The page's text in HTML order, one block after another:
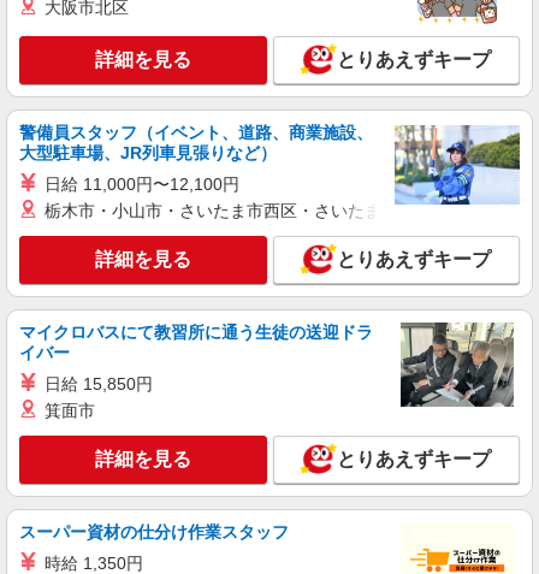
大阪市北区
詳細を見る とりあえずキープ
警備員スタッフ（イベント、道路、商業施設、
大型駐車場、JR列車見張りなど）
日給 11,000円〜12,100円
栃木市・小山市・さいたま市西区・さいたま市岩槻区・久喜市・
詳細を見る とりあえずキープ
マイクロバスにて教習所に通う生徒の送迎ドラ
イバー
日給 15,850円
箕面市
詳細を見る とりあえずキープ
スーパー資材の仕分け作業スタッフ
時給 1,350円